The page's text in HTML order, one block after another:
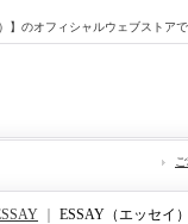
】のオフィシャルウェブストア
ESSAY（エッセイ